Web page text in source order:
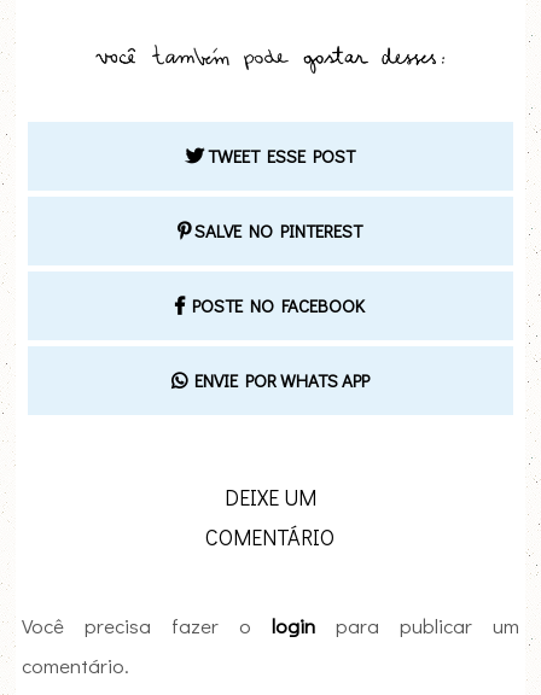
TWEET ESSE POST
SALVE NO PINTEREST
POSTE NO FACEBOOK
ENVIE POR WHATS APP
DEIXE UM
COMENTÁRIO
Você precisa fazer ologin para publicar um
comentário.